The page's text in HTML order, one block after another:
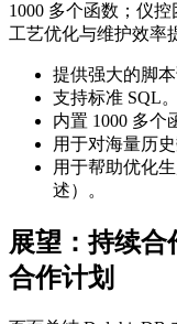
1000 多个函数；仪
工艺优化与维护效率
提供强大的脚本
支持标准 SQL。
内置 1000 多个
用于对海量历
用于帮助优化
述）。
展望：持续
合作计划